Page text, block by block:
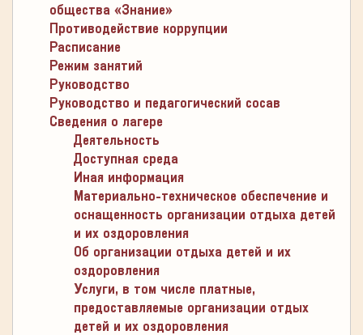
общества «Знание»
Противодействие коррупции
Расписание
Режим занятий
Руководство
Руководство и педагогический сосав
Сведения о лагере
Деятельность
Доступная среда
Иная информация
Материально-техническое обеспечение и
оснащенность организации отдыха детей
и их оздоровления
Об организации отдыха детей и их
оздоровления
Услуги, в том числе платные,
предоставляемые организации отдых
детей и их оздоровления